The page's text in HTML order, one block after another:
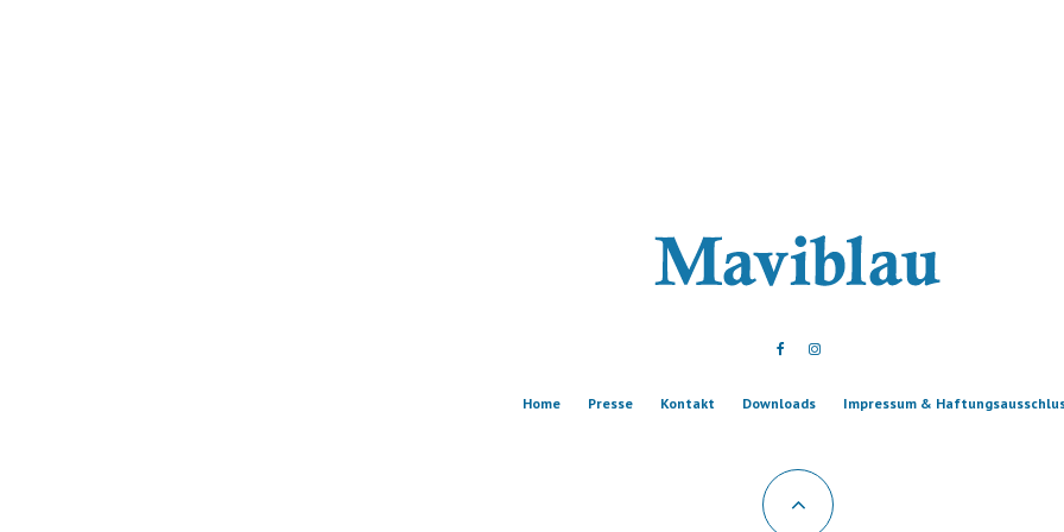
Home Presse Kontakt Downloads Impressum &